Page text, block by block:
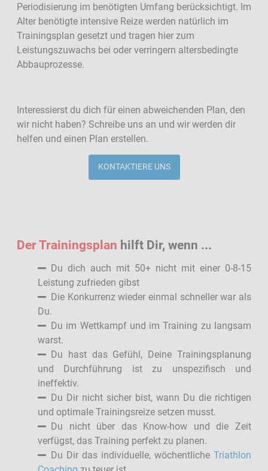
Periodisierung im benötigten Umfang berücksichtigt. Im
Alter benötigte intensive Reize werden natürlich im
Trainingsplan gesetzt und tragen hier zum
Leistungszuwachs bei oder verringern altersbedingte
Abbauprozesse.
Interessierst du dich für einen abweichenden Plan, den
wir nicht haben? Schreibe uns an und wir werden dir
helfen und einen Plan erstellen.
KONTAKTIERE UNS
Der Trainingsplan hilft Dir, wenn ...
Du dich auch mit 50+ nicht mit einer 0-8-15
Leistung zufrieden gibst
Die Konkurrenz wieder einmal schneller war als
Du.
Du im Wettkampf und im Training zu langsam
warst.
Du hast das Gefühl, Deine Trainingsplanung
und Durchführung ist zu unspezifisch und
ineffektiv.
Du Dir nicht sicher bist, wann Du die richtigen
und optimale Trainingsreize setzen musst.
Du nicht über das Know-how und die Zeit
verfügst, das Training perfekt zu planen.
Du Dir das individuelle, wöchentliche Triathlon